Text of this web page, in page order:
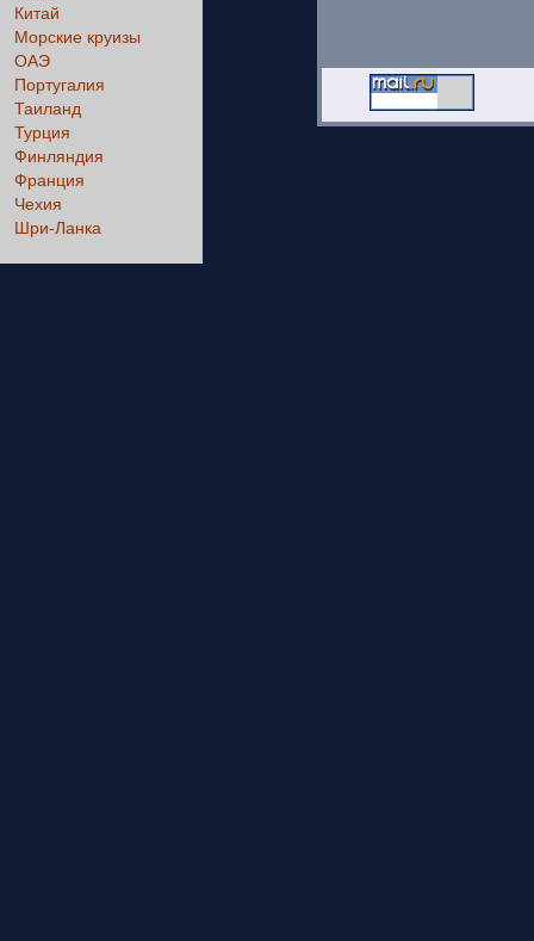
Китай
Морские круизы
ОАЭ
Португалия
Таиланд
Турция
Финляндия
Франция
Чехия
Шри-Ланка